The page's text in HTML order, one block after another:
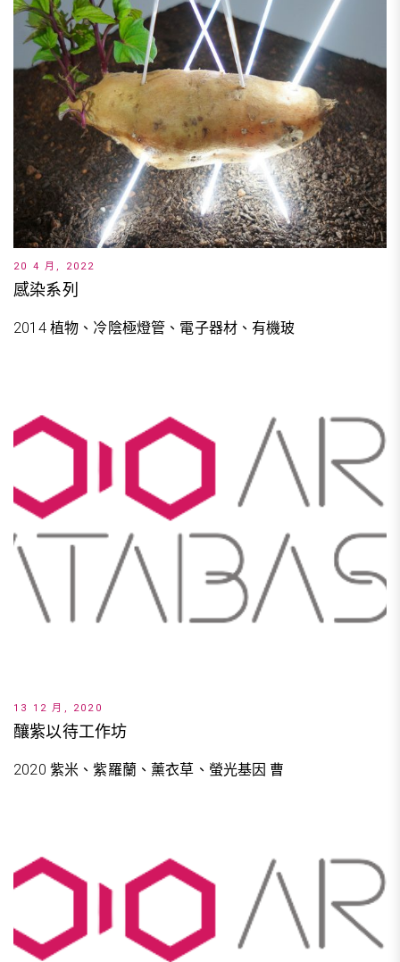
20 4 月, 2022
感染系列
2014 植物、冷陰極燈管、電子器材、有機玻
13 12 月, 2020
釀紫以待工作坊
2020 紫米、紫羅蘭、薰衣草、螢光基因 曹